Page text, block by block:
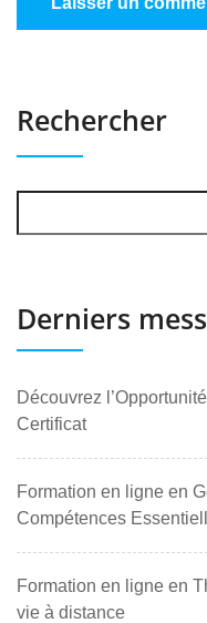
Rechercher
Derniers
Découvrez
Certificat
Formation en ligne en
Compétences
Formation en ligne en
vie à distance